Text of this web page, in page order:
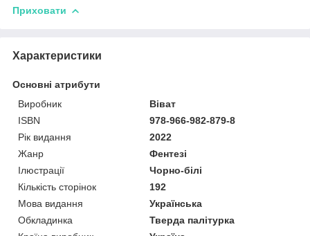
Приховати
Характеристики
Основні атрибути
Виробник
Віват
ISBN
978-966-982-879-8
Рік видання
2022
Жанр
Фентезі
Ілюстрації
Чорно-білі
Кількість сторінок
192
Мова видання
Українська
Обкладинка
Тверда палітурка